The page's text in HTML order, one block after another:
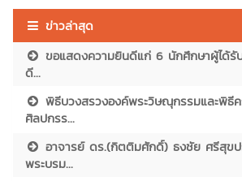
ข่าวล่าสุด
ขอแสดงความยินดีแก่ 6 นักศึกษาผู้ได้รั
ดี...
พิธีบวงสรวงองค์พระวิษณุกรรมและพิธี
ศิลปกรร...
อาจารย์ ดร.(กิตติมศักดิ์) ธงชัย ศรีสุขป
พระบรม...